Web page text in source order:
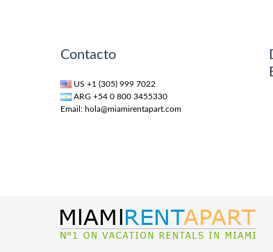
Contacto
US +1 (305) 999 7022
ARG +54 0 800 3455330
Email: hola@miamirentapart.com